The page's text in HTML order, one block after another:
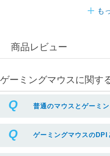
も
商品レビュー
ゲーミングマウスに関す
普通のマウスとゲーミ
ゲーミングマウスのDPI